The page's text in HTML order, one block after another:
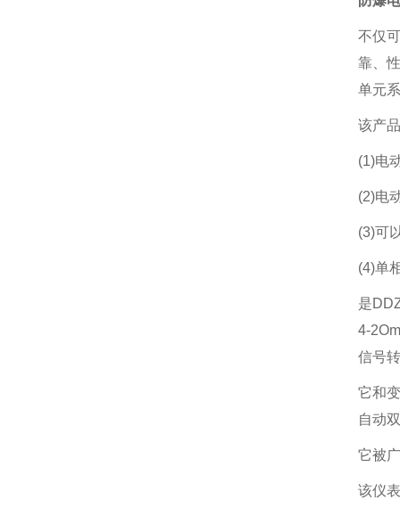
不仅
靠、
单元
该产
(1)电
(2)电
(3)可
(4)单
是
4-
信号
它和
自动
它被
该仪